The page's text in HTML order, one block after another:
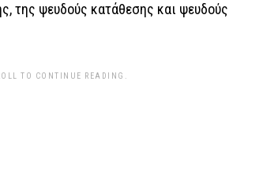
της ψευδούς κατάθεσης και ψευδούς
TO CONTINUE READING.